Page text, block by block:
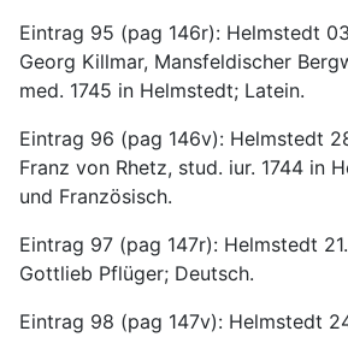
Eintrag 95 (pag 146r): Helmstedt
Georg Killmar, Mansfeldischer
med. 1745 in Helmstedt; Latein.
Eintrag 96 (pag 146v): Helmstedt
Franz von Rhetz, stud. iur. 1744 in
und Französisch.
Eintrag 97 (pag 147r): Helmstedt
Gottlieb Pflüger; Deutsch.
Eintrag 98 (pag 147v): Helmstedt